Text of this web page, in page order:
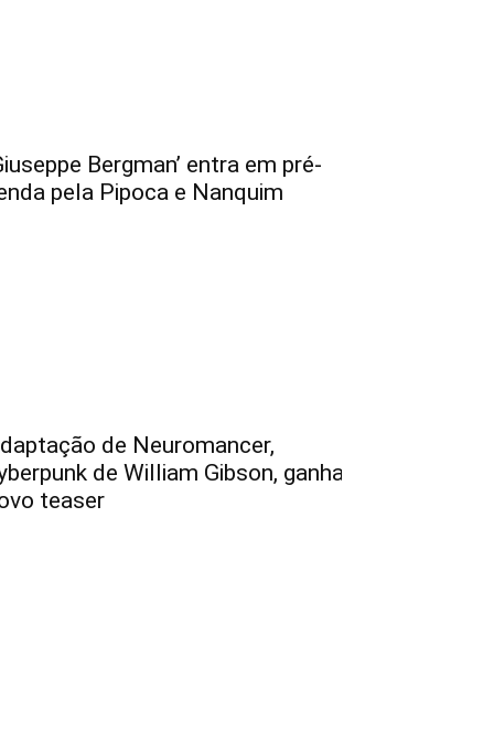
Bergman’ entra em pré-
pela Pipoca e Nanquim
de Neuromancer,
de William Gibson, ganha
teaser